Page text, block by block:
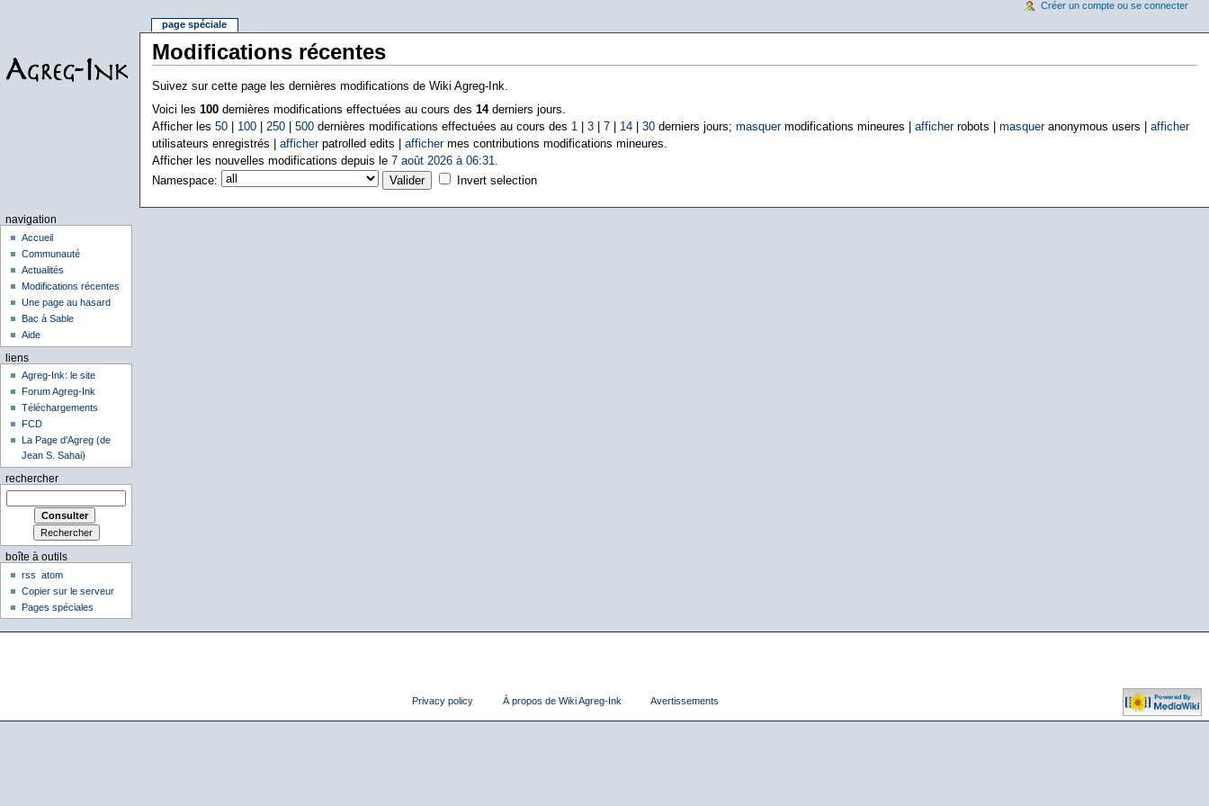
Modifications récentes
Suivez sur cette page les dernières modifications de Wiki Agreg-Ink.
Voici les 100dernières modifications effectuées au cours des 14derniers jours.
Afficher les 50| 100| 250| 500dernières modifications effectuées au cours des 1 3| 7| 14| 30derniers jours; masquermodifications mineures | afficherrobots | masqueranonymous users | afficher
utilisateurs enregistrés | afficherpatrolled edits | affichermes contributions modifications mineures.
Afficher les nouvelles modifications depuis le 7 août 2026 à 06:31
Namespace:
Invert selection
page spéciale
Créer un compte ou se connecter
navigation
Accueil
Communauté
Actualités
Modifications récentes
Une page au hasard
Bac à Sable
Aide
liens
Agreg-Ink: le site
Forum Agreg-Ink
Téléchargements
FCD
La Page d'Agreg (de
Jean S. Sahai)
rechercher
boîte à outils
rss
atom
Copier sur le serveur
Pages spéciales
Privacy policy À propos de Wiki Agreg-Ink Avertissements